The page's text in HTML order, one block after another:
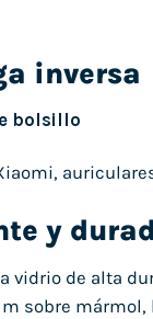
inversa
bolsillo
y
vidrio de alta
m sobre